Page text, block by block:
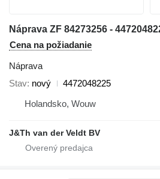
Cena na požiadanie
Náprava
Stav nový
4472048225
Holandsko, Wouw
J&Th van der Veldt BV